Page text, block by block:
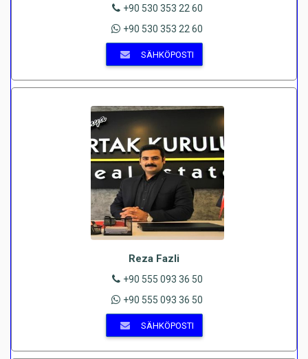
+90 530 353 22 60
+90 530 353 22 60
SÄHKÖPOSTI
Reza Fazli
+90 555 093 36 50
+90 555 093 36 50
SÄHKÖPOSTI